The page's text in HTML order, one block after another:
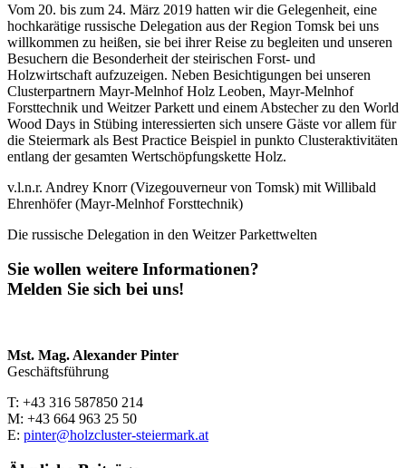
Vom 20. bis zum 24. März 2019 hatten wir die Gelegenheit, eine
hochkarätige russische Delegation aus der Region Tomsk bei uns
willkommen zu heißen, sie bei ihrer Reise zu begleiten und unseren
Besuchern die Besonderheit der steirischen Forst- und
Holzwirtschaft aufzuzeigen. Neben Besichtigungen bei unseren
Clusterpartnern Mayr-Melnhof Holz Leoben, Mayr-Melnhof
Forsttechnik und Weitzer Parkett und einem Abstecher zu den World
Wood Days in Stübing interessierten sich unsere Gäste vor allem für
die Steiermark als Best Practice Beispiel in punkto Clusteraktivitäten
entlang der gesamten Wertschöpfungskette Holz.
v.l.n.r. Andrey Knorr (Vizegouverneur von Tomsk) mit Willibald
Ehrenhöfer (Mayr-Melnhof Forsttechnik)
Die russische Delegation in den Weitzer Parkettwelten
Sie wollen weitere Informationen?
Melden Sie sich bei uns!
Mst. Mag. Alexander Pinter
Geschäftsführung
T: +43 316 587850 214
M: +43 664 963 25 50
E: pinter@holzcluster-steiermark.at